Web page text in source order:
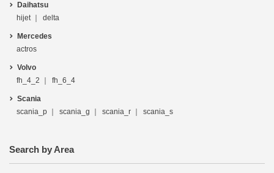
Daihatsu
hijet
delta
Mercedes
actros
Volvo
fh_4_2
fh_6_4
Scania
scania_p
scania_g scania_r scania_s
Search by Area